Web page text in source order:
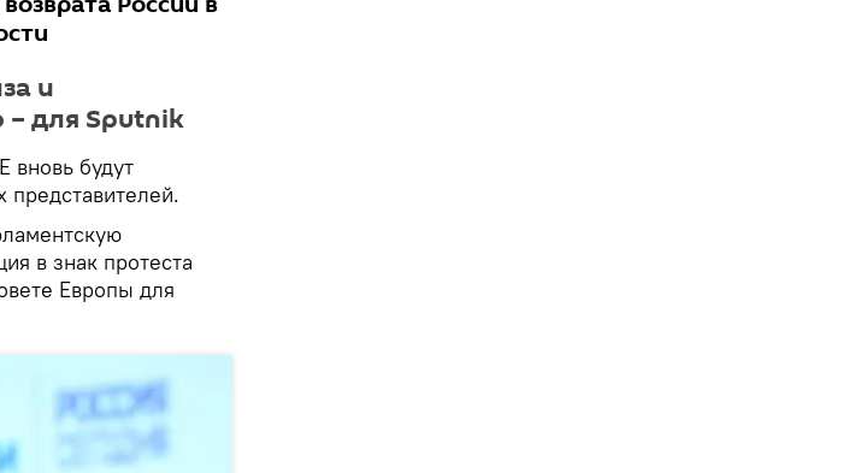
и
для Sputnik
вновь будут
представителей.
в знак протеста
Европы для